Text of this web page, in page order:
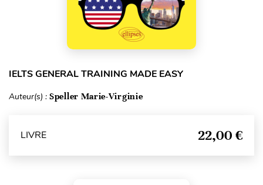
IELTS GENERAL TRAINING MADE EASY
Auteur(s) : Speller Marie-Virginie
LIVRE 22,00 €